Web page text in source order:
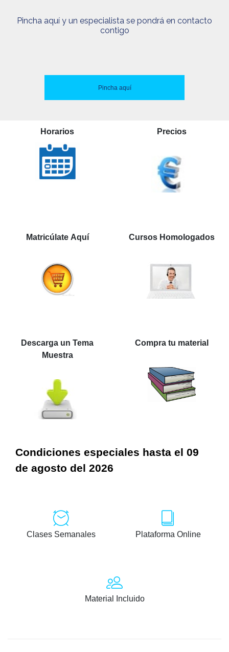
Pincha aquí y un especialista se pondrá en contacto
contigo
Pincha aquí
Horarios Precios
Matricúlate Aquí Cursos Homologados
Descarga un Tema
Muestra
Compra tu material
Condiciones especiales hasta el 09
de agosto del 2026
Clases Semanales Plataforma Online
Material Incluido